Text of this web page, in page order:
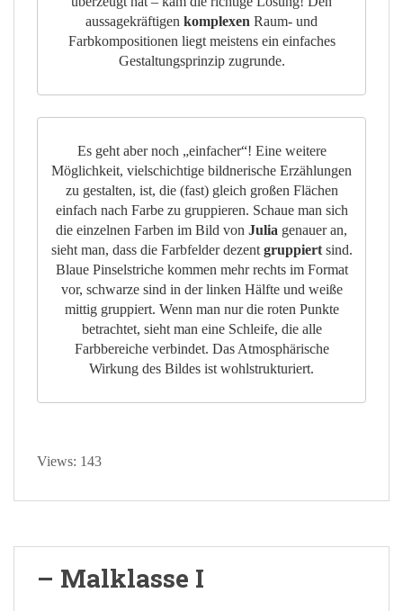
aussagekräftigen komplexen Raum- und
Farbkompositionen liegt meistens ein einfaches
Gestaltungsprinzip zugrunde.
Es geht aber noch „einfacher“! Eine weitere
Möglichkeit, vielschichtige bildnerische Erzählungen
zu gestalten, ist, die (fast) gleich großen Flächen
einfach nach Farbe zu gruppieren. Schaue man sich
die einzelnen Farben im Bild von Julia genauer an,
sieht man, dass die Farbfelder dezent gruppiertsind.
Blaue Pinselstriche kommen mehr rechts im Format
vor, schwarze sind in der linken Hälfte und weiße
mittig gruppiert. Wenn man nur die roten Punkte
betrachtet, sieht man eine Schleife, die alle
Farbbereiche verbindet. Das Atmosphärische
Wirkung des Bildes ist wohlstrukturiert.
Views: 143
– Malklasse I